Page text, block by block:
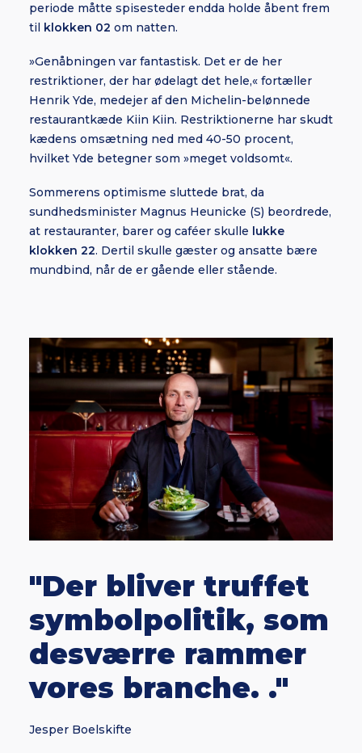
periode måtte spisesteder endda holde åbent frem
til klokken 02 om natten.
»Genåbningen var fantastisk. Det er de her
restriktioner, der har ødelagt det hele,« fortæller
Henrik Yde, medejer af den Michelin-belønnede
restaurantkæde Kiin Kiin. Restriktionerne har skudt
kædens omsætning ned med 40-50 procent,
hvilket Yde betegner som »meget voldsomt«.
Sommerens optimisme sluttede brat, da
sundhedsminister Magnus Heunicke (S) beordrede,
at restauranter, barer og caféer skulle lukke
klokken 22. Dertil skulle gæster og ansatte bære
mundbind, når de er gående eller stående.
"Der bliver truffet
symbolpolitik, som
desværre rammer
vores branche. ."
Jesper Boelskifte